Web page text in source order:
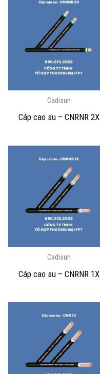
Cadisun
Cáp cao su – CNRNR 2X
Cadisun
Cáp cao su – CNRNR 1X